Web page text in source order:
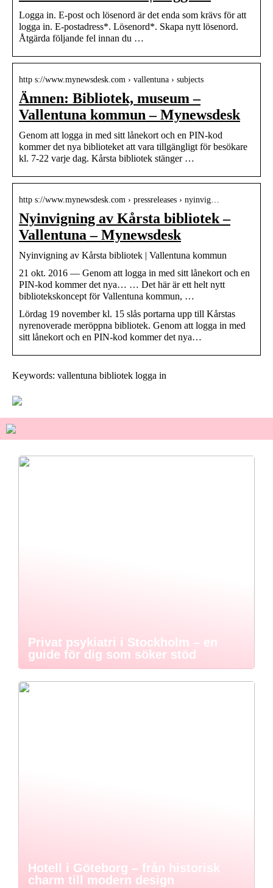
Logga in. E-post och lösenord är det enda som krävs för att
logga in. E-postadress*. Lösenord*. Skapa nytt lösenord.
Åtgärda följande fel innan du …
http s://www.mynewsdesk.com › vallentuna › subjects
Ämnen: Bibliotek, museum –
Vallentuna kommun – Mynewsdesk
Genom att logga in med sitt lånekort och en PIN-kod
kommer det nya biblioteket att vara tillgängligt för besökare
kl. 7-22 varje dag. Kårsta bibliotek stänger …
http s://www.mynewsdesk.com › pressreleases › nyinvig…
Nyinvigning av Kårsta bibliotek –
Vallentuna – Mynewsdesk
Nyinvigning av Kårsta bibliotek | Vallentuna kommun
21 okt. 2016 — Genom att logga in med sitt lånekort och en
PIN-kod kommer det nya… … Det här är ett helt nytt
bibliotekskoncept för Vallentuna kommun, …
Lördag 19 november kl. 15 slås portarna upp till Kårstas
nyrenoverade meröppna bibliotek. Genom att logga in med
sitt lånekort och en PIN-kod kommer det nya…
Keywords: vallentuna bibliotek logga in
Privat psykiatri i Stockholm – en
guide för dig som söker stöd
Hotell i Göteborg – från historisk
charm till modern design